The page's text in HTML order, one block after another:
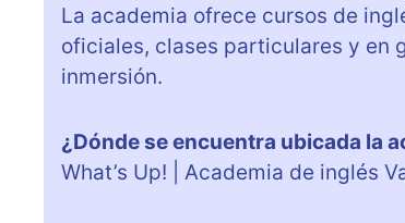
La academia ofrece cursos de
oficiales, clases particulares y en
inmersión.
¿Dónde se encuentra ubicada la
What’s Up! | Academia de inglés